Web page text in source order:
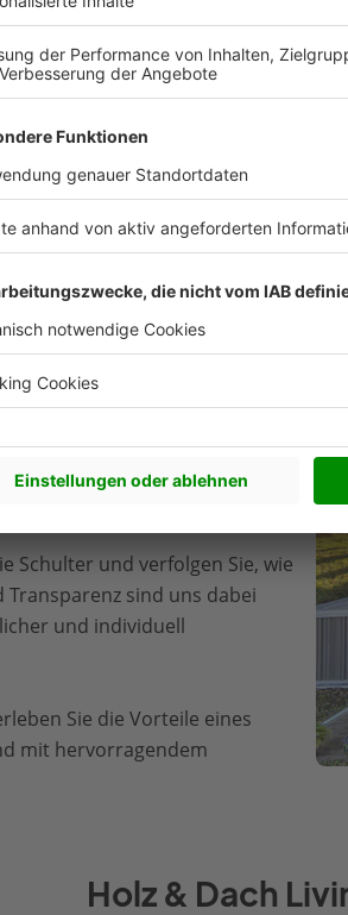
Holz & Dach
Leyherr! Unser
sind stolz darauf,
mit Blick auf die
und langjährige
Team von 40 Fachleuten,
realisieren wir Ihr Traumhaus
sondern echte Unikate, die
Anregungen gemeinsam mit
Schulter und verfolgen Sie, wie
sind uns dabei
und individuell
Sie die Vorteile eines
mit hervorragendem
Holz & Dach